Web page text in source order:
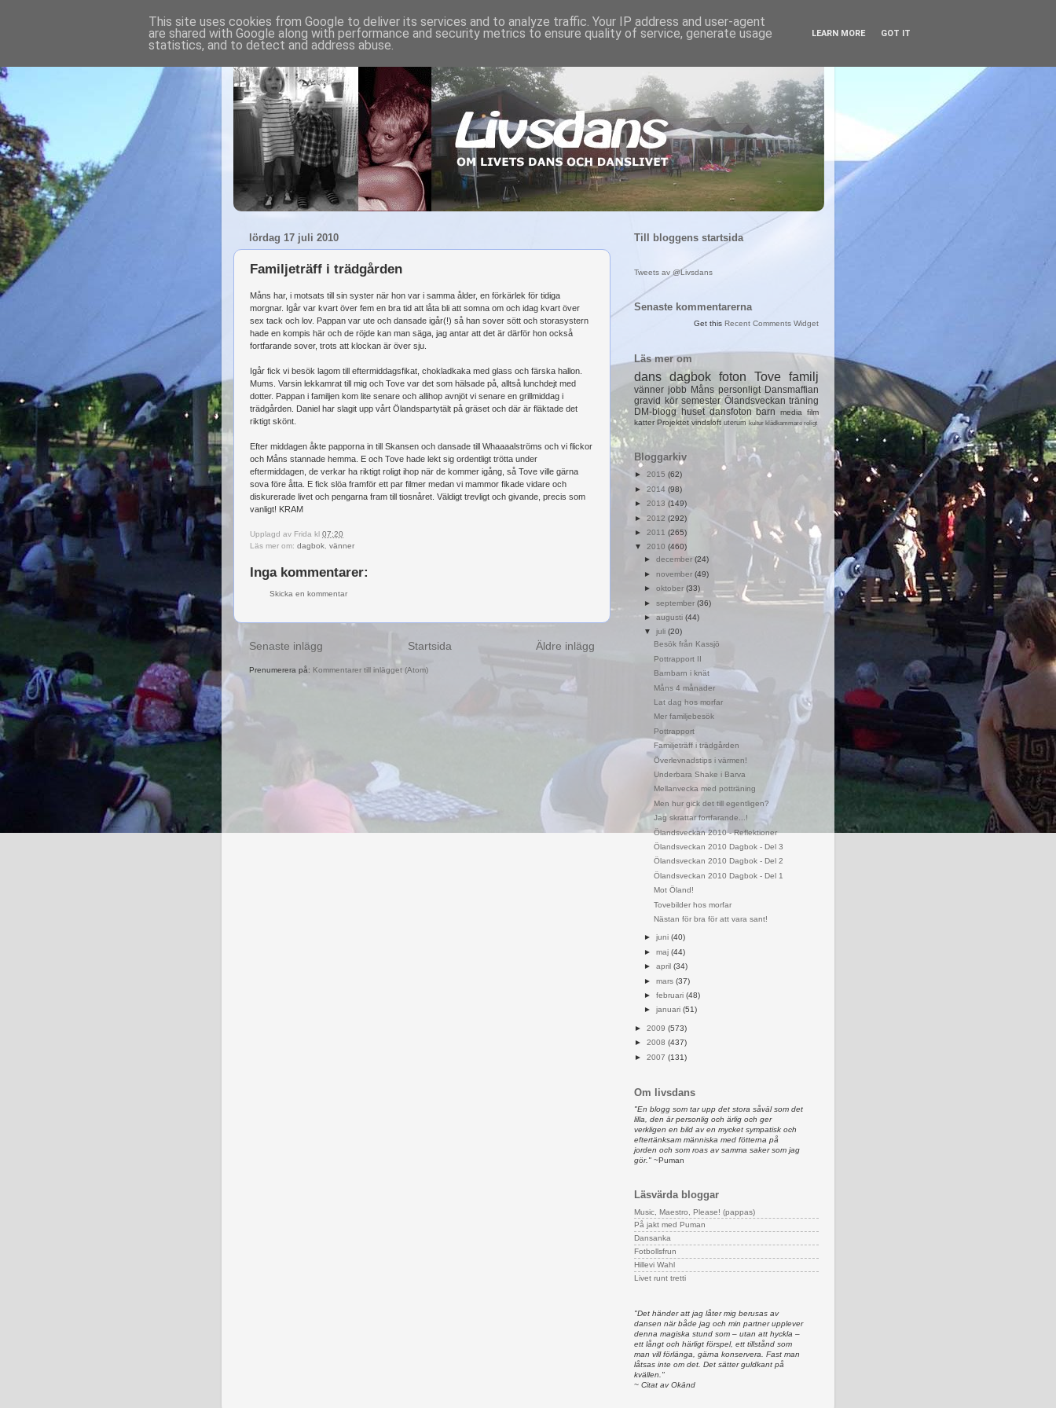
lördag 17 juli 2010
Familjeträff i trädgården
Måns har, i motsats till sin syster när hon var i samma ålder, en förkärlek för tidiga
morgnar. Igår var kvart över fem en bra tid att låta bli att somna om och idag kvart över
sex tack och lov. Pappan var ute och dansade igår(!) så han sover sött och storasystern
hade en kompis här och de röjde kan man säga, jag antar att det är därför hon också
fortfarande sover, trots att klockan är över sju.
Igår fick vi besök lagom till eftermiddagsfikat, chokladkaka med glass och färska hallon.
Mums. Varsin lekkamrat till mig och Tove var det som hälsade på, alltså lunchdejt med
dotter. Pappan i familjen kom lite senare och allihop avnjöt vi senare en grillmiddag i
trädgården. Daniel har slagit upp vårt Ölandspartytält på gräset och där är fläktade det
riktigt skönt.
Efter middagen åkte papporna in till Skansen och dansade till Whaaaalströms och vi flickor
och Måns stannade hemma. E och Tove hade lekt sig ordentligt trötta under
eftermiddagen, de verkar ha riktigt roligt ihop när de kommer igång, så Tove ville gärna
sova före åtta. E fick slöa framför ett par filmer medan vi mammor fikade vidare och
diskurerade livet och pengarna fram till tiosnåret. Väldigt trevligt och givande, precis som
vanligt! KRAM
Upplagd av Frida kl 07:20
Läs mer om: dagbok vänner
Inga kommentarer:
Skicka en kommentar
Senaste inlägg Äldre inlägg
Startsida
Prenumerera på: Kommentarer till inlägget (Atom)
Till bloggens startsida
Tweets av @Livsdans
Senaste kommentarerna
Get this Recent Comments Widget
Läs mer om
dans dagbok foton Tove familj
vänner jobb Måns personligt Dansmaffian
gravid
kör semester Ölandsveckan träning
DM-blogg huset dansfoton barn media film
katter Projektet vindsloft uterum kultur klädkammare roligt
Bloggarkiv
► 2015 (62)
► 2014 (98)
► 2013 (149)
► 2012 (292)
► 2011 (265)
▼ 2010 (460)
► december (24)
► november (49)
► oktober (33)
► september (36)
►augusti (44)
▼ juli (20)
Besök från Kassjö
Pottrapport II
Barnbarn i knät
Måns 4 månader
Lat dag hos morfar
Mer familjebesök
Pottrapport
Familjeträff i trädgården
Överlevnadstips i värmen!
Underbara Shake i Barva
Mellanvecka med potträning
Men hur gick det till egentligen?
Jag skrattar fortfarande...!
Ölandsveckan 2010 - Reflektioner
Ölandsveckan 2010 Dagbok - Del 3
Ölandsveckan 2010 Dagbok - Del 2
Ölandsveckan 2010 Dagbok - Del 1
Mot Öland!
Tovebilder hos morfar
Nästan för bra för att vara sant!
► juni (40)
► maj (44)
► april (34)
► mars (37)
► februari (48)
► januari (51)
► 2009 (573)
► 2008 (437)
► 2007 (131)
Om livsdans
"En blogg som tar upp det stora såväl som det
lilla, den är personlig och ärlig och ger
verkligen en bild av en mycket sympatisk och
eftertänksam människa med fötterna på
jorden och som roas av samma saker som jag
gör." ~Puman
Läsvärda bloggar
Music, Maestro, Please! (pappas)
På jakt med Puman
Dansanka
Fotbollsfrun
Hillevi Wahl
Livet runt tretti
"Det händer att jag låter mig berusas av
dansen när både jag och min partner upplever
denna magiska stund som – utan att hyckla –
ett långt och härligt förspel, ett tillstånd som
man vill förlänga, gärna konservera. Fast man
låtsas inte om det. Det sätter guldkant på
kvällen."
~ Citat av Okänd
This site uses cookies from Google to deliver its services and to analyze traffic. Your IP address and user-agent
are shared with Google along with performance and security metrics to ensure quality of service, generate usage
statistics, and to detect and address abuse.
LEARN MORE GOT IT